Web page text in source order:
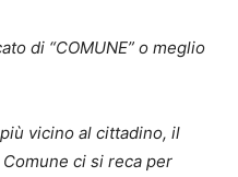
di “COMUNE” o meglio
vicino al cittadino, il
ci si reca per